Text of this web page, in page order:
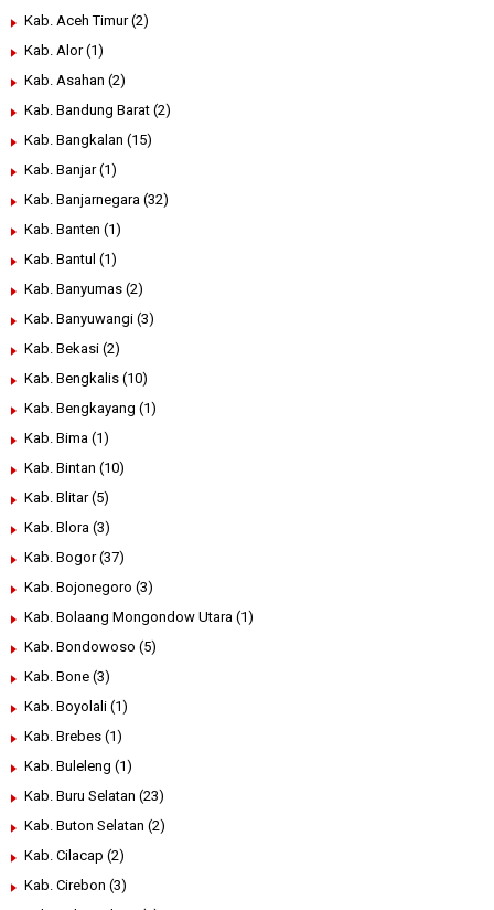
Kab. Aceh Timur (2)
Kab. Alor (1)
Kab. Asahan (2)
Kab. Bandung Barat (2)
Kab. Bangkalan (15)
Kab. Banjar (1)
Kab. Banjarnegara (32)
Kab. Banten (1)
Kab. Bantul (1)
Kab. Banyumas (2)
Kab. Banyuwangi (3)
Kab. Bekasi (2)
Kab. Bengkalis (10)
Kab. Bengkayang (1)
Kab. Bima (1)
Kab. Bintan (10)
Kab. Blitar (5)
Kab. Blora (3)
Kab. Bogor (37)
Kab. Bojonegoro (3)
Kab. Bolaang Mongondow Utara (1)
Kab. Bondowoso (5)
Kab. Bone (3)
Kab. Boyolali (1)
Kab. Brebes (1)
Kab. Buleleng (1)
Kab. Buru Selatan (23)
Kab. Buton Selatan (2)
Kab. Cilacap (2)
Kab. Cirebon (3)